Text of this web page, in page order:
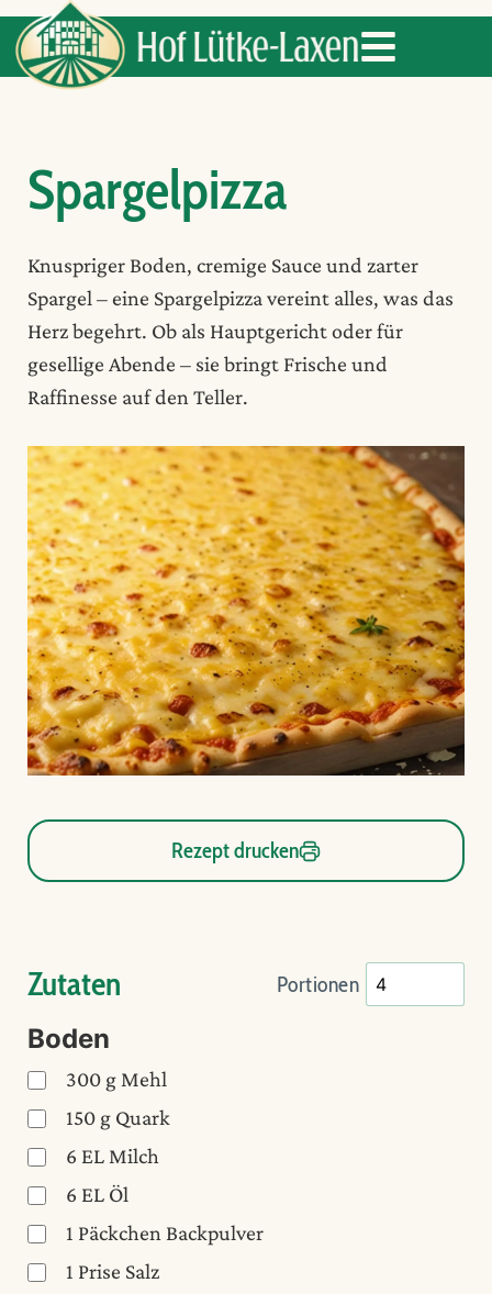
Spargelpizza
Knuspriger Boden, cremige Sauce und zarter
Spargel – eine Spargelpizza vereint alles, was das
Herz begehrt. Ob als Hauptgericht oder für
gesellige Abende – sie bringt Frische und
Raffinesse auf den Teller.
Rezept drucken
Zutaten Portionen
Boden
300 g Mehl
150 g Quark
6 EL Milch
6 EL Öl
1 Päckchen Backpulver
1 Prise Salz